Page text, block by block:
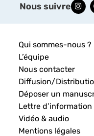
Nous suivre
Qui sommes-nous ?
L’équipe
Nous contacter
Diffusion/
Déposer un
Lettre d’information
Vidéo & audio
Mentions légales